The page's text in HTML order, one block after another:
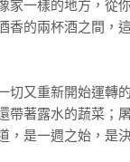
，圖文編輯精美令
一杯了！」
風味搭配到人文
集結了各式各樣的
家一樣的地方，從
香的兩杯酒之間，
切又重新開始運轉
帶著露水的蔬菜；
，是一週之始，是